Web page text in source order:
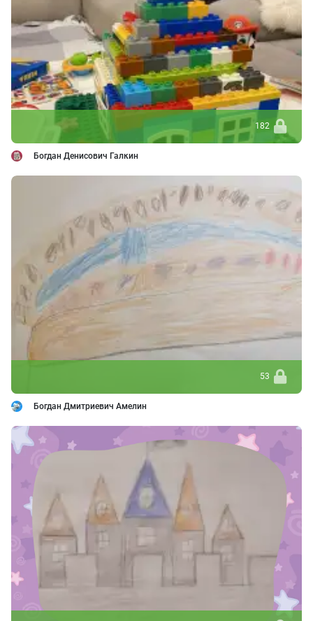
182
Богдан Денисович Галкин
53
Богдан Дмитриевич Амелин